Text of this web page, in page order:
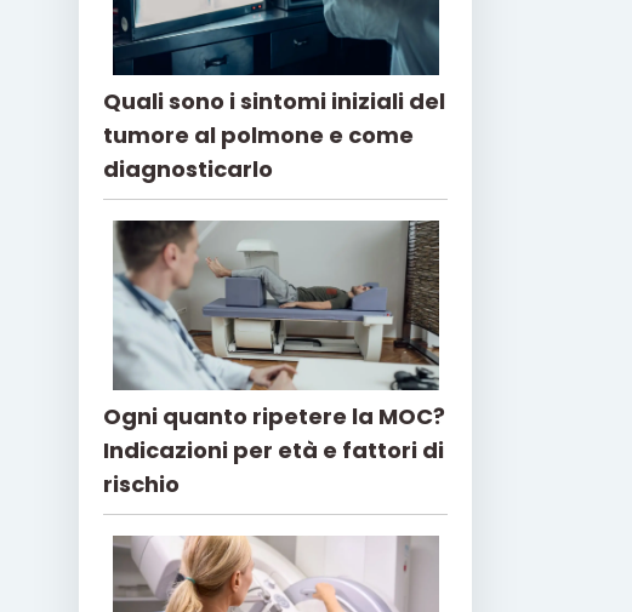
Quali sono i sintomi iniziali del
tumore al polmone e come
diagnosticarlo
Ogni quanto ripetere la MOC?
Indicazioni per età e fattori di
rischio